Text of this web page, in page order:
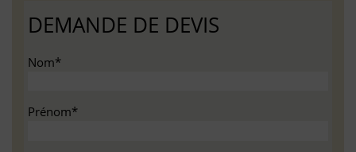
DEMANDE DE DEVIS
Nom*
Prénom*